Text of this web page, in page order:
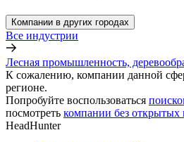
Компании в других городах
Все индустрии
Лесная промышленность,
К сожалению, компании данной
регионе.
Попробуйте воспользоваться
посмотреть компании без открытых
HeadHunter